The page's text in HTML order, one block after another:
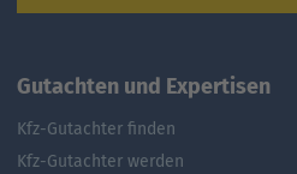
Gutachten und Expertisen
Kfz-Gutachter finden
Kfz-Gutachter werden